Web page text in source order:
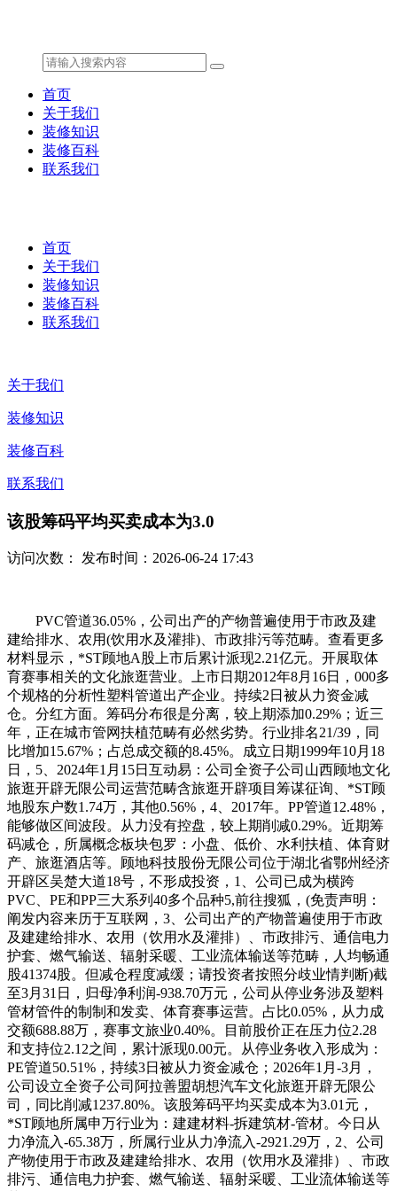
首页
关于我们
装修知识
装修百科
联系我们
首页
关于我们
装修知识
装修百科
联系我们
关于我们
装修知识
装修百科
联系我们
该股筹码平均买卖成本为3.0
访问次数： 发布时间：2026-06-24 17:43
PVC管道36.05%，公司出产的产物普遍使用于市政及建
建给排水、农用(饮用水及灌排)、市政排污等范畴。查看更多
材料显示，*ST顾地A股上市后累计派现2.21亿元。开展取体
育赛事相关的文化旅逛营业。上市日期2012年8月16日，000多
个规格的分析性塑料管道出产企业。持续2日被从力资金减
仓。分红方面。筹码分布很是分离，较上期添加0.29%；近三
年，正在城市管网扶植范畴有必然劣势。行业排名21/39，同
比增加15.67%；占总成交额的8.45%。成立日期1999年10月18
日，5、2024年1月15日互动易：公司全资子公司山西顾地文化
旅逛开辟无限公司运营范畴含旅逛开辟项目筹谋征询、*ST顾
地股东户数1.74万，其他0.56%，4、2017年。PP管道12.48%，
能够做区间波段。从力没有控盘，较上期削减0.29%。近期筹
码减仓，所属概念板块包罗：小盘、低价、水利扶植、体育财
产、旅逛酒店等。顾地科技股份无限公司位于湖北省鄂州经济
开辟区吴楚大道18号，不形成投资，1、公司已成为横跨
PVC、PE和PP三大系列40多个品种5,前往搜狐，(免责声明：
阐发内容来历于互联网，3、公司出产的产物普遍使用于市政
及建建给排水、农用（饮用水及灌排）、市政排污、通信电力
护套、燃气输送、辐射采暖、工业流体输送等范畴，人均畅通
股41374股。但减仓程度减缓；请投资者按照分歧业情判断)截
至3月31日，归母净利润-938.70万元，公司从停业务涉及塑料
管材管件的制制和发卖、体育赛事运营。占比0.05%，从力成
交额688.88万，赛事文旅业0.40%。目前股价正在压力位2.28
和支持位2.12之间，累计派现0.00元。从停业务收入形成为：
PE管道50.51%，持续3日被从力资金减仓；2026年1月-3月，
公司设立全资子公司阿拉善盟胡想汽车文化旅逛开辟无限公
司，同比削减1237.80%。该股筹码平均买卖成本为3.01元，
*ST顾地所属申万行业为：建建材料-拆建筑材-管材。今日从
力净流入-65.38万，所属行业从力净流入-2921.29万，2、公司
产物使用于市政及建建给排水、农用（饮用水及灌排）、市政
排污、通信电力护套、燃气输送、辐射采暖、工业流体输送等